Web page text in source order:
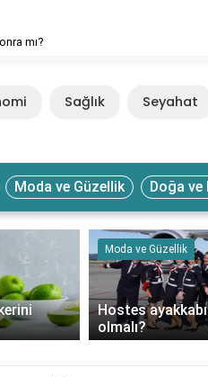
mı?
Sağlık Seyahat
Moda ve Güzellik Doğa ve
Moda ve Güzellik
Hostes
olmalı?